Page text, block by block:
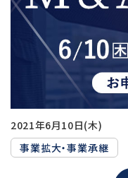
2021年6月10日(木)
事業拡大・事業承継